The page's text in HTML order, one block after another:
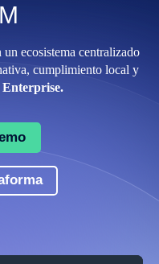
un ecosistema centralizado
cumplimiento local y
Enterprise.